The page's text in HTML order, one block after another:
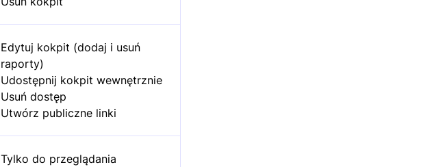
Edytuj kokpit (dodaj i usuń
raporty)
Udostępnij kokpit wewnętrznie
Usuń dostęp
Utwórz publiczne linki
Tylko do przeglądania